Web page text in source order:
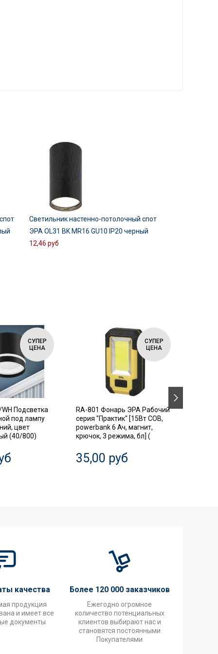
Светильник настенно-потолочный спот
ЭРА OL31 BK MR16 GU10 IP20 черный
12,46 руб
СУПЕР
ЦЕНА
WH Подсветка
под лампу
цвет
(40/800)
СУПЕР
ЦЕНА
RA-801 Фонарь ЭРА Рабочий
серия "Практик" [15Вт COB,
powerbank 6 Ач, магнит,
крючок, 3 режима, бл] (
35,00 руб
качества
продукция
и имеет все
документы
Более 120 000 заказчиков
Ежегодно огромное
количество потенциальных
клиентов выбирают нас и
становятся постоянными
Покупателями